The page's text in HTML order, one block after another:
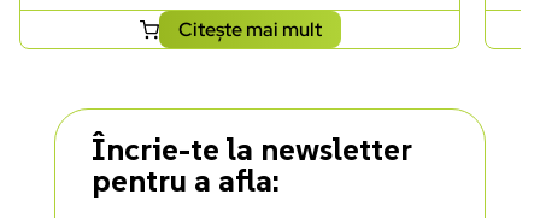
Citește mai mult
Încrie-te la newsletter
pentru a afla: